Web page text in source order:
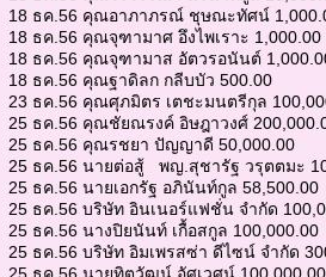
18 ธค.56 คุณอาภาภรณ์ ชุษณะทัศน์
18 ธค.56 คุณจุฑามาศ อึงไพเราะ 1,000.00
18 ธค.56 คุณจุฑามาส อัตวรอนันต์
18 ธค.56 คุณฐาดิลก กลีบบัว 500.00
23 ธค.56 คุณศุภมิตร เตชะมนตรีกุล
25 ธค.56 คุณชัยณรงค์ อิษฎาวงศ์
25 ธค.56 คุณรชยา ปัญญาดี 50,000.00
25 ธค.56 นายต่อสู้ พญ.สุชารัฐ วรุตตมะ
25 ธค.56 นายเอกรัฐ อภินันท์กูล 58,500.00
25 ธค.56 บริษัท อินเนอร์แฟชั่น จำกัด
25 ธค.56 นางปิยนันท์ เกื้อสกูล 100,000.00
25 ธค.56 บริษัท อิมเพรสซ่า ดีไซน์ จำกัด
25 ธค.56 นายทิตวัฒน์ อัศเวศน์